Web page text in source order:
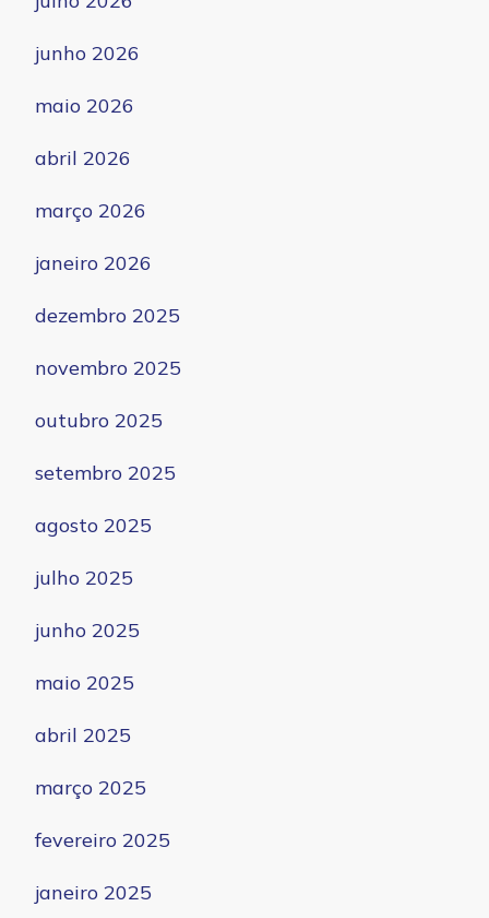
junho 2026
maio 2026
abril 2026
março 2026
janeiro 2026
dezembro 2025
novembro 2025
outubro 2025
setembro 2025
agosto 2025
julho 2025
junho 2025
maio 2025
abril 2025
março 2025
fevereiro 2025
janeiro 2025